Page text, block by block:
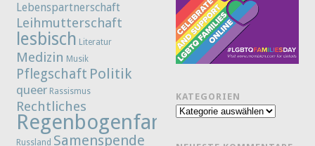
Lebenspartnerschaft
Leihmutterschaft
lesbisch Literatur
Medizin Musik
Pflegschaft Politik
queer Rassismus
Rechtliches
Regenbogenfamilie
Russland Samenspende
KATEGORIEN
Kategorien